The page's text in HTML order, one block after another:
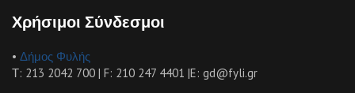
Χρήσιμοι Σύνδεσμοι
• Δήμος Φυλής
Τ: 213 2042 700 | F: 210 247 4401 |E: gd@fyli.gr